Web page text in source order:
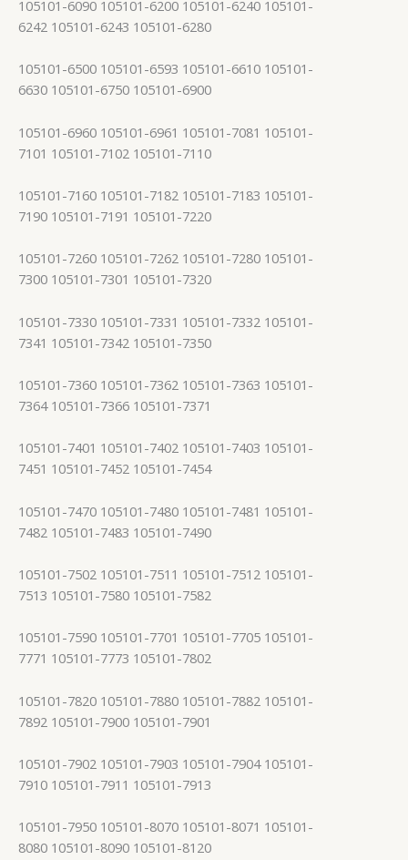
105101-6090 105101-6200 105101-6240 105101-
6242 105101-6243 105101-6280
105101-6500 105101-6593 105101-6610 105101-
6630 105101-6750 105101-6900
105101-6960 105101-6961 105101-7081 105101-
7101 105101-7102 105101-7110
105101-7160 105101-7182 105101-7183 105101-
7190 105101-7191 105101-7220
105101-7260 105101-7262 105101-7280 105101-
7300 105101-7301 105101-7320
105101-7330 105101-7331 105101-7332 105101-
7341 105101-7342 105101-7350
105101-7360 105101-7362 105101-7363 105101-
7364 105101-7366 105101-7371
105101-7401 105101-7402 105101-7403 105101-
7451 105101-7452 105101-7454
105101-7470 105101-7480 105101-7481 105101-
7482 105101-7483 105101-7490
105101-7502 105101-7511 105101-7512 105101-
7513 105101-7580 105101-7582
105101-7590 105101-7701 105101-7705 105101-
7771 105101-7773 105101-7802
105101-7820 105101-7880 105101-7882 105101-
7892 105101-7900 105101-7901
105101-7902 105101-7903 105101-7904 105101-
7910 105101-7911 105101-7913
105101-7950 105101-8070 105101-8071 105101-
8080 105101-8090 105101-8120